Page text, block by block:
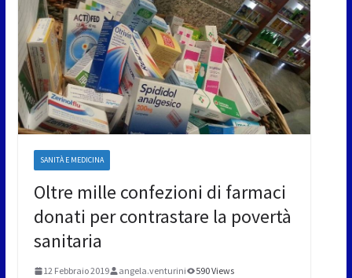
SANITÀ E MEDICINA
Oltre mille confezioni di farmaci
donati per contrastare la povertà
sanitaria
12 Febbraio 2019 angela.venturini
590 Views